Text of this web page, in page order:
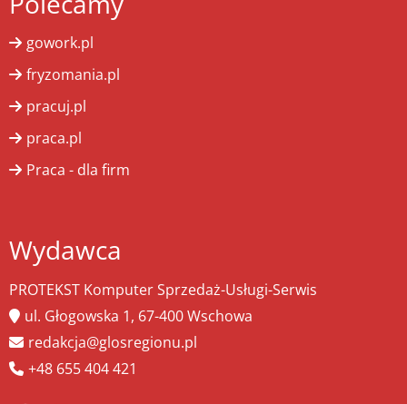
gowork.pl
fryzomania.pl
pracuj.pl
praca.pl
Praca - dla firm
Wydawca
PROTEKST Komputer Sprzedaż-Usługi-Serwis
ul. Głogowska 1, 67-400 Wschowa
redakcja@glosregionu.pl
+48 655 404 421